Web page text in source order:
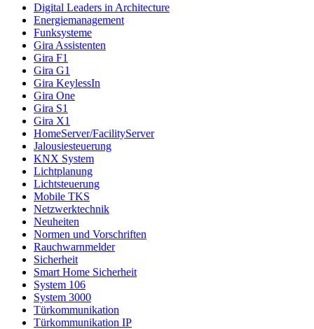
Digital Leaders in Architecture
Energiemanagement
Funksysteme
Gira Assistenten
Gira F1
Gira G1
Gira KeylessIn
Gira One
Gira S1
Gira X1
HomeServer/FacilityServer
Jalousiesteuerung
KNX System
Lichtplanung
Lichtsteuerung
Mobile TKS
Netzwerktechnik
Neuheiten
Normen und Vorschriften
Rauchwarnmelder
Sicherheit
Smart Home Sicherheit
System 106
System 3000
Türkommunikation
Türkommunikation IP